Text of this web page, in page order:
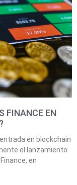
FINANCE EN
en blockchain
el lanzamiento
en